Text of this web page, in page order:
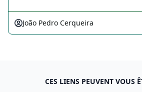
João Pedro Cerqueira
CES LIENS PEUVENT VOUS